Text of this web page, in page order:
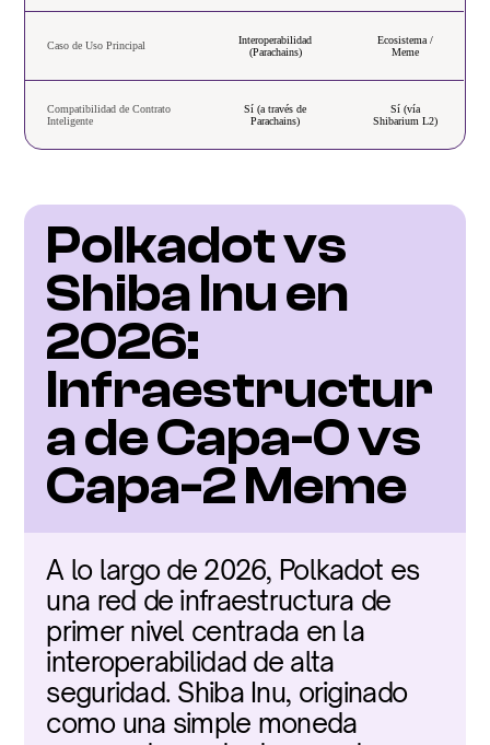
Caso de Uso Principal
Interoperabilidad
(Parachains)
Ecosistema /
Meme
Compatibilidad de Contrato
Inteligente
Sí (a través de
Parachains)
Sí (vía
Shibarium L2)
Polkadot vs
Shiba Inu en
2026:
Infraestructur
a de Capa-0 vs
Capa-2 Meme
A lo largo de 2026, Polkadot es
una red de infraestructura de
primer nivel centrada en la
interoperabilidad de alta
seguridad. Shiba Inu, originado
como una simple moneda